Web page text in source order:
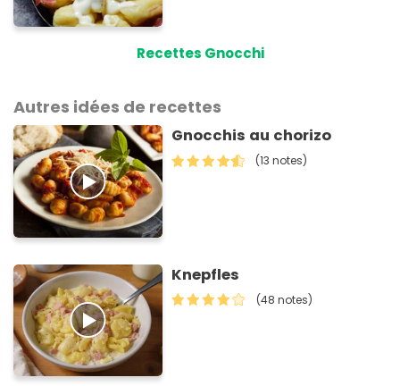
Recettes Gnocchi
Autres idées de recettes
Gnocchis au chorizo
(13 notes)
Knepfles
(48 notes)